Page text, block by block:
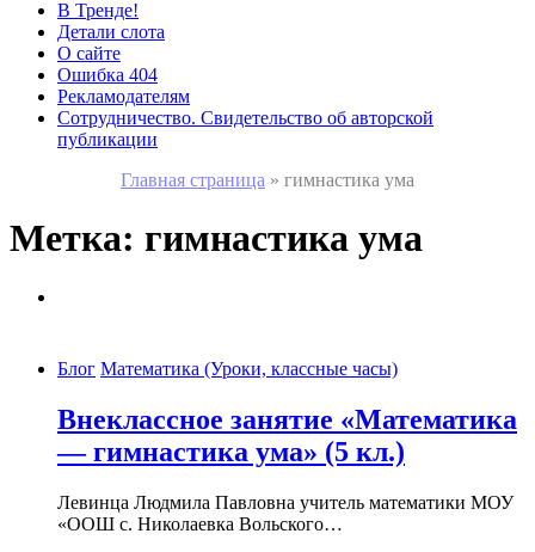
В Тренде!
Детали слота
О сайте
Ошибка 404
Рекламодателям
Сотрудничество. Свидетельство об авторской
публикации
Главная страница » гимнастика ума
Метка: гимнастика ума
Блог Математика (Уроки, классные часы)
Внеклассное занятие «Математика
— гимнастика ума» (5 кл.)
Левинца Людмила Павловна учитель математики МОУ
«ООШ с. Николаевка Вольского…